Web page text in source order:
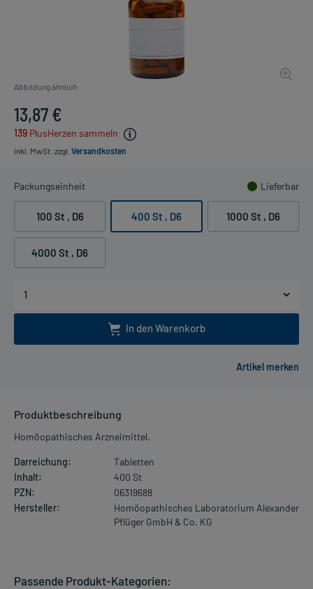
Abbildung ähnlich
13,87 €
139 PlusHerzen sammeln
inkl. MwSt. zzgl. Versandkosten
Packungseinheit Lieferbar
100 St , D6 400 St , D6 1000 St , D6
4000 St , D6
In den Warenkorb
Produktbeschreibung
Homöopathisches Arzneimittel.
Darreichung:
Tabletten
Inhalt:
400 St
PZN:
06319688
Hersteller:
Homöopathisches Laboratorium Alexander
Pflüger GmbH & Co. KG
Passende Produkt-Kategorien: